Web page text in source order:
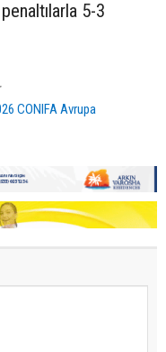
5-3
CONIFA Avrupa